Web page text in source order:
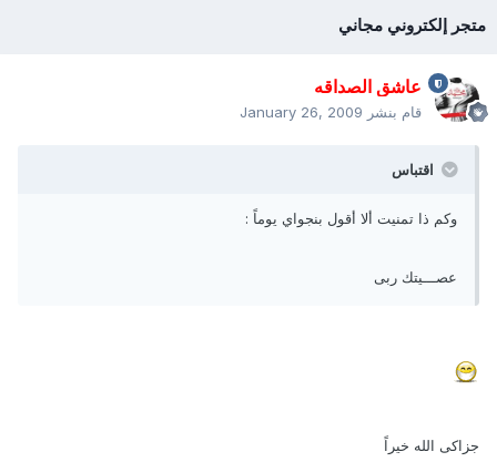
متجر إلكتروني مجاني
عاشق الصداقه
قام بنشر January 26, 2009
اقتباس
وكم ذا تمنيت ألا أقول بنجواي يوماً :
عصـــيتك ربى
جزاكى الله خيراً